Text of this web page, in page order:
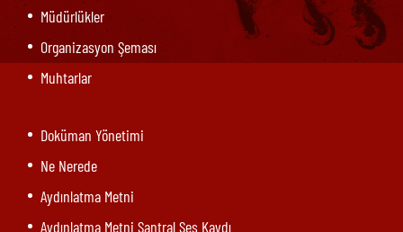
Müdürlükler
Organizasyon Şeması
Muhtarlar
Doküman Yönetimi
Ne Nerede
Aydınlatma Metni
Aydınlatma Metni Santral Ses Kaydı